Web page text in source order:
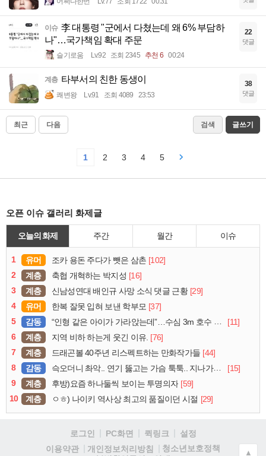
이슈 李 대통령 "군에서 다쳤는데 왜 6% 부담하
나"…국가책임 확대 주문
슬기로움 Lv.92 조회 2345 추천 6 00:24
22
댓글
계층 타부서의 친한 동생이
쾌변왕 Lv.91 조회 4089 23:53
38
댓글
최근 다음 검색 글쓰기
1 2 3 4 5
오픈 이슈 갤러리 화제글
오늘의 화제 주간 월간 이슈
1 유머 조카 용돈 주다가 뺏은 삼촌 [102]
2
계층 축협 개혁하는 박지성 [16]
3
계층 신남성연대 배인규 사망 소식 댓글 근황 [29]
4
유머 한복 잘못 입혀 보낸 학부모 [37]
5
감동 “인형 같은 아이가 가라앉는데”…수심 3m 호수 뛰어든 60대 의인
[11]
6
계층 지역 비하 하는게 웃긴 이유. [76]
7
계층 드래곤볼 40주년 리스펙트하는 만화작가들 [44]
8
감동 슥오더니 촤악.. 연기 뚫고는 가슴 툭툭.. 지나가던 아재의 정체
[15]
9
계층 후방)요즘 하나둘씩 보이는 투명의자 [59]
10
계층 ㅇㅎ) 나이키 역사상 최고의 품질이던 시절 [29]
로그인 PC화면 퀵링크
설정
이용약관
개인정보처리방침
청소년보호정책
▲